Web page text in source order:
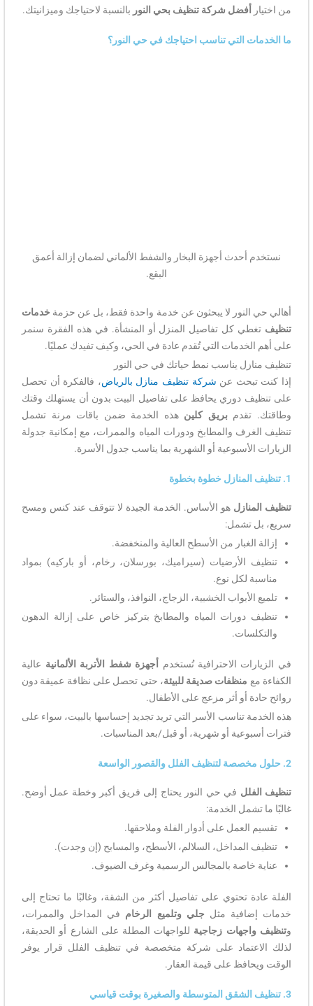
من اختيار
أفضل شركة تنظيف بحي النور بالنسبة لاحتياجك وميزانيتك.
ما الخدمات التي تناسب احتياجك في حي النور؟
نستخدم أحدث أجهزة البخار والشفط الألماني لضمان إزالة أعمق
البقع.
أهالي حي النور لا يبحثون عن خدمة واحدة فقط، بل عن حزمة خدمات
تنظيف تغطي كل تفاصيل المنزل أو المنشأة. في هذه الفقرة سنمر
على أهم الخدمات التي تُقدم عادة في الحي، وكيف تفيدك عمليًا.
تنظيف منازل يناسب نمط حياتك في حي النور
إذا كنت تبحث عن شركة تنظيف منازل بالرياض، فالفكرة أن تحصل
على تنظيف دوري يحافظ على تفاصيل البيت بدون أن يستهلك وقتك
وطاقتك. تقدمبريق كلين هذه الخدمة ضمن باقات مرنة تشمل
تنظيف الغرف والمطابخ ودورات المياه والممرات، مع إمكانية جدولة
الزيارات الأسبوعية أو الشهرية بما يناسب جدول الأسرة.
1. تنظيف المنازل خطوة بخطوة
تنظيف المنازل هو الأساس. الخدمة الجيدة لا تتوقف عند كنس ومسح
سريع، بل تشمل:
إزالة الغبار من الأسطح العالية والمنخفضة.
تنظيف الأرضيات (سيراميك، بورسلان، رخام، أو باركيه) بمواد
مناسبة لكل نوع.
تلميع الأبواب الخشبية، الزجاج، النوافذ، والستائر.
تنظيف دورات المياه والمطابخ بتركيز خاص على إزالة الدهون
والتكلسات.
في الزيارات الاحترافية تُستخدم أجهزة شفط الأتربة الألمانية عالية
الكفاءة مع منظفات صديقة للبيئة، حتى تحصل على نظافة عميقة دون
روائح حادة أو أثر مزعج على الأطفال.
هذه الخدمة تناسب الأسر التي تريد تجديد إحساسها بالبيت، سواء على
فترات أسبوعية أو شهرية، أو قبل/بعد المناسبات.
2. حلول مخصصة لتنظيف الفلل والقصور الواسعة
تنظيف الفلل في حي النور يحتاج إلى فريق أكبر وخطة عمل أوضح.
غالبًا ما تشمل الخدمة:
تقسيم العمل على أدوار الفلة وملاحقها.
تنظيف المداخل، السلالم، الأسطح، والمسابح (إن وجدت).
عناية خاصة بالمجالس الرسمية وغرف الضيوف.
الفلة عادة تحتوي على تفاصيل أكثر من الشقة، وغالبًا ما تحتاج إلى
خدمات إضافية مثل جلي وتلميع الرخام في المداخل والممرات،
وتنظيف واجهات زجاجية للواجهات المطلة على الشارع أو الحديقة،
لذلك الاعتماد على شركة متخصصة في تنظيف الفلل قرار يوفر
الوقت ويحافظ على قيمة العقار.
3. تنظيف الشقق المتوسطة والصغيرة بوقت قياسي